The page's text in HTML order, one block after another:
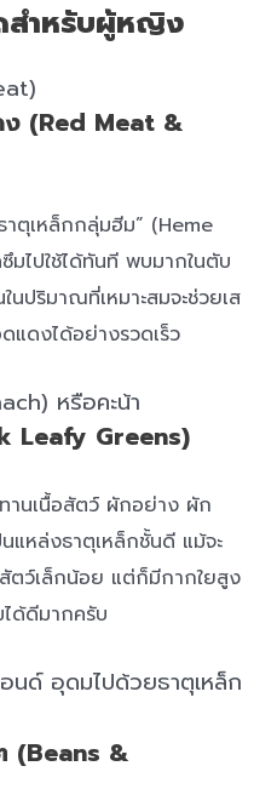
สำหรับผู้หญิง
ง (Red Meat &
ตุเหล็กกลุ่มฮีม” (Heme
ไปใช้ได้ทันที พบมากในตับ
นปริมาณที่เหมาะสมจะช่วยเส
แดงได้อย่างรวดเร็ว
Leafy Greens)
านเนื้อสัตว์ ผักอย่าง ผัก
แหล่งธาตุเหล็กชั้นดี แม้จะ
ตว์เล็กน้อย แต่ก็มีกากใยสูง
ด้ดีมากครับ
(Beans &